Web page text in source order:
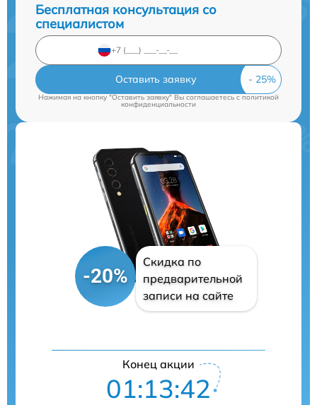
Бесплатная консультация со
специалистом
Оставить заявку
Нажимая на кнопку "Оставить заявку" Вы соглашаетесь cполитикой
конфиденциальности
-20%
Скидка по
предварительной
записи на сайте
Конец акции
01:13:41